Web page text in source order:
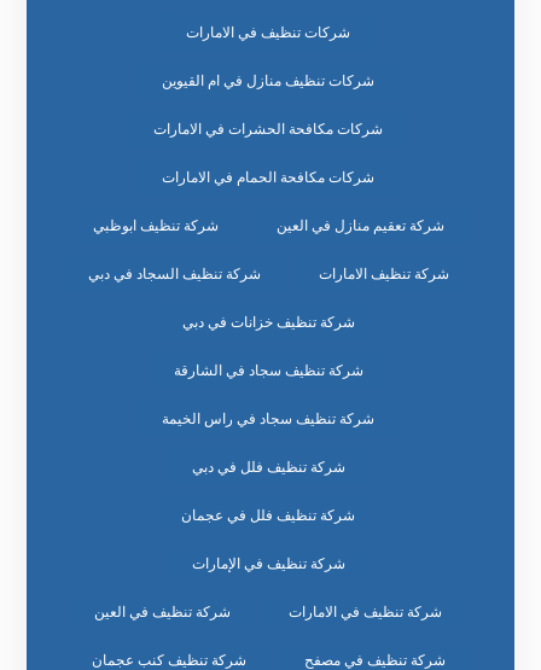
شركات تنظيف في الامارات
شركات تنظيف منازل في ام القيوين
شركات مكافحة الحشرات في الامارات
شركات مكافحة الحمام في الامارات
شركة تعقيم منازل في العين شركة تنظيف ابوظبي
شركة تنظيف الامارات شركة تنظيف السجاد في دبي
شركة تنظيف خزانات في دبي
شركة تنظيف سجاد في الشارقة
شركة تنظيف سجاد في راس الخيمة
شركة تنظيف فلل في دبي
شركة تنظيف فلل في عجمان
شركة تنظيف في الإمارات
شركة تنظيف في الامارات شركة تنظيف في العين
شركة تنظيف في مصفح شركة تنظيف كنب عجمان